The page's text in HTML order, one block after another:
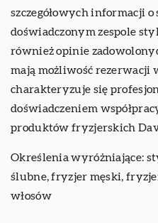
szczegółowych informacji o
doświadczonym zespole
również opinie
mają możliwość rezerwacji
charakteryzuje się
doświadczeniem
produktów fryzjerskich
Określenia wyróżniające:
ślubne, fryzjer męski,
włosów